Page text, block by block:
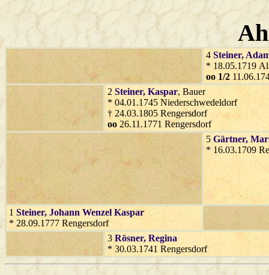
4 Steiner,
* 18.05.1719
oo 1/2
2 Steiner, Kaspar, Bauer
* 04.01.1745 Niederschwedeldorf
† 24.03.1805 Rengersdorf
oo 26.11.1771 Rengersdorf
5 Gärtner,
* 16.03.1709
1 Steiner, Johann Wenzel Kaspar
* 28.09.1777 Rengersdorf
3 Rösner, Regina
* 30.03.1741 Rengersdorf